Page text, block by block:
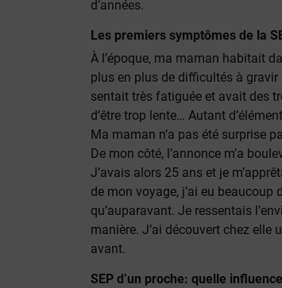
d’années.
Les premiers symptômes de la
À l’époque, ma maman habitait
plus en plus de difficultés à
sentait très fatiguée et avait des
d’être trop lente… Autant
Ma maman n’a pas été surprise
De mon côté, l’annonce m’a
J’avais alors 25 ans et je
de mon voyage, j’ai eu
qu’auparavant. Je ressentais
manière. J’ai découvert chez elle
avant.
SEP d’un proche: quelle